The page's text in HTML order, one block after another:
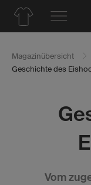
Magazinübersicht
Geschichte des
Vom